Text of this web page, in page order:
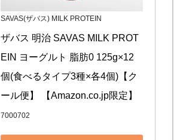
SAVAS(ザバス) MILK PROTEIN
ザバス 明治 SAVAS MILK PROT
EIN ヨーグルト 脂肪0 125g×12
個(食べるタイプ3種×各4個)【ク
ール便】 【Amazon.co.jp限定】
7000702